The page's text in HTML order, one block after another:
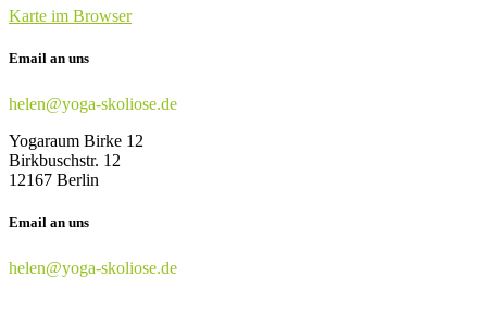
Karte im Browser
Email an uns
helen@yoga-skoliose.de
Yogaraum Birke 12
Birkbuschstr. 12
12167 Berlin
Email an uns
helen@yoga-skoliose.de